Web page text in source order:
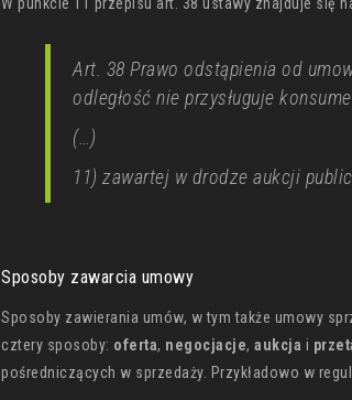
Art. 38 Prawo odstąpienia od
odległość nie przysługuje
(…)
11) zawartej w drodze aukcji
Sposoby zawarcia umowy
Sposoby zawierania umów, w tym także umowy
cztery sposoby: oferta, negocjacje, aukcja i
pośredniczących w sprzedaży. Przykładowo w